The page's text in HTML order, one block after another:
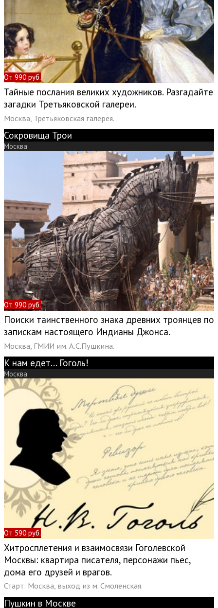
От 990 руб.
Тайные послания великих художников. Разгадайте
загадки Третьяковской галереи.
Москва, Третьяковская галерея.
Сокровища Трои
Москва
От 990 руб.
Поиски таинственного знака древних троянцев по
запискам настоящего Индианы Джонса.
Москва, ГМИИ им. А.С.Пушкина.
К нам едет... Гоголь!
Москва
От 590 руб.
Хитросплетения и взаимосвязи Гоголевской
Москвы: квартира писателя, персонажи пьес,
дома его друзей и врагов.
Старт: Москва, выход из м. Смоленская.
Пушкин в Москве